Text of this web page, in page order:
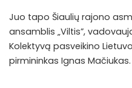
Juo tapo Šiaulių rajono
ansamblis „Viltis”,
Kolektyvą pasveikino
pirmininkas Ignas Mačiukas.